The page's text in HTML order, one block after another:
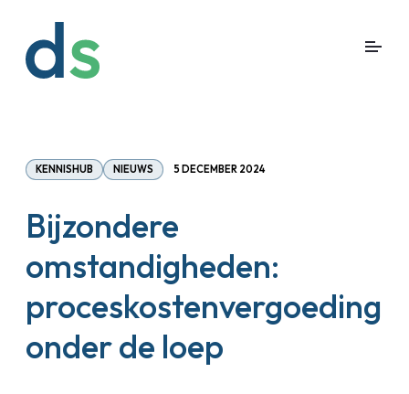
KENNISHUB NIEUWS 5 DECEMBER 2024
Bijzondere
omstandigheden:
proceskostenvergoeding
onder de loep